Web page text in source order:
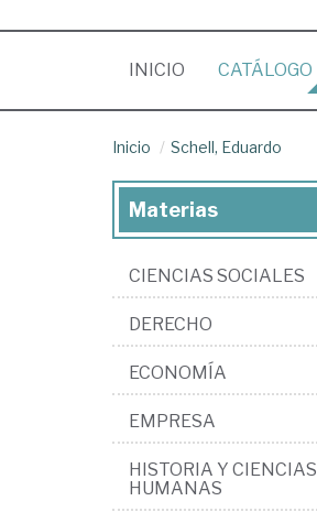
INICIO (CURRENT)
CATÁLOGO
Inicio Schell, Eduardo
Materias
CIENCIAS SOCIALES
DERECHO
ECONOMÍA
EMPRESA
HISTORIA Y CIENCIAS
HUMANAS